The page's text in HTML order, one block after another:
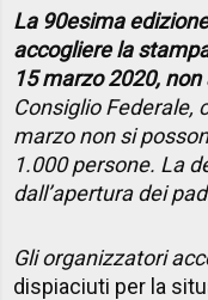
La 90esima
accogliere la
15 marzo 2020,
Consiglio Federale,
marzo non si
1.000 persone. La
dall’apertura dei
Gli organizzatori
dispiaciuti per la